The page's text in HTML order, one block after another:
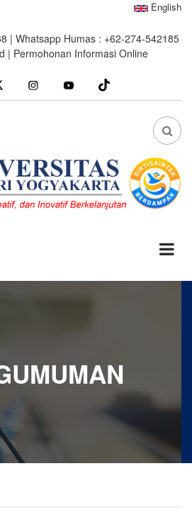
English
| Whatsapp Humas : +62-274-542185
| Permohonan Informasi Online
Instagram youtube
FA